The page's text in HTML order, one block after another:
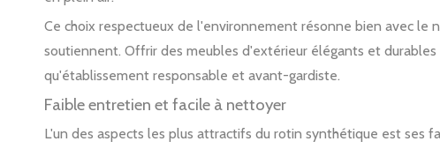
Ce choix respectueux de l'environnement résonne bien avec le
soutiennent. Offrir des meubles d'extérieur élégants et
qu'établissement responsable et avant-gardiste.
Faible entretien et facile à nettoyer
L'un des aspects les plus attractifs du rotin synthétique est ses